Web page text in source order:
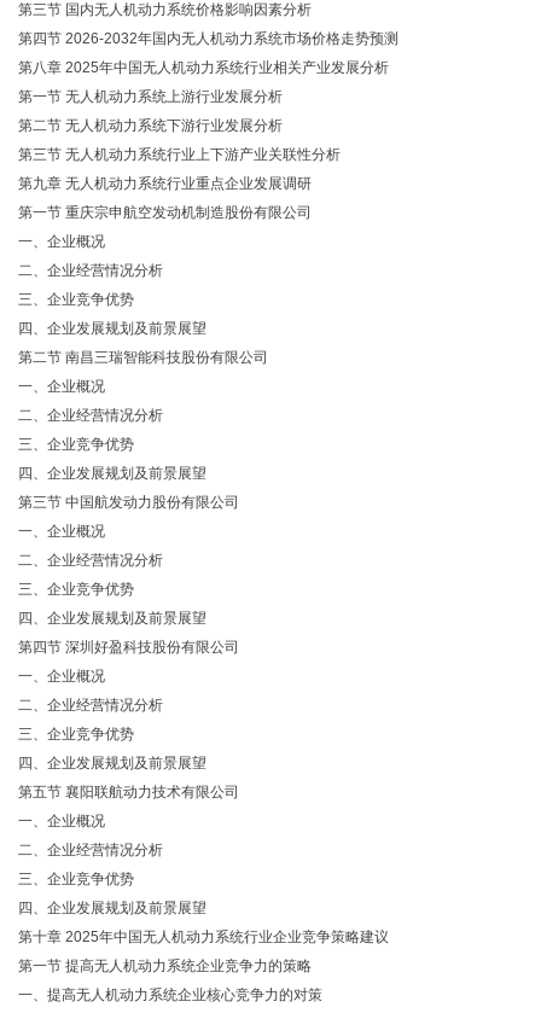
第三节 国内无人机动力系统价格影响因素分析
第四节 2026-2032年国内无人机动力系统市场价格走势预测
第八章 2025年中国无人机动力系统行业相关产业发展分析
第一节 无人机动力系统上游行业发展分析
第二节 无人机动力系统下游行业发展分析
第三节 无人机动力系统行业上下游产业关联性分析
第九章 无人机动力系统行业重点企业发展调研
第一节 重庆宗申航空发动机制造股份有限公司
一、企业概况
二、企业经营情况分析
三、企业竞争优势
四、企业发展规划及前景展望
第二节 南昌三瑞智能科技股份有限公司
一、企业概况
二、企业经营情况分析
三、企业竞争优势
四、企业发展规划及前景展望
第三节 中国航发动力股份有限公司
一、企业概况
二、企业经营情况分析
三、企业竞争优势
四、企业发展规划及前景展望
第四节 深圳好盈科技股份有限公司
一、企业概况
二、企业经营情况分析
三、企业竞争优势
四、企业发展规划及前景展望
第五节 襄阳联航动力技术有限公司
一、企业概况
二、企业经营情况分析
三、企业竞争优势
四、企业发展规划及前景展望
第十章 2025年中国无人机动力系统行业企业竞争策略建议
第一节 提高无人机动力系统企业竞争力的策略
一、提高无人机动力系统企业核心竞争力的对策